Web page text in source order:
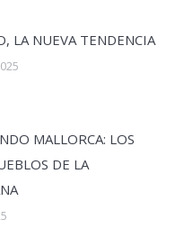
LA NUEVA TENDENCIA
MALLORCA: LOS
DE LA